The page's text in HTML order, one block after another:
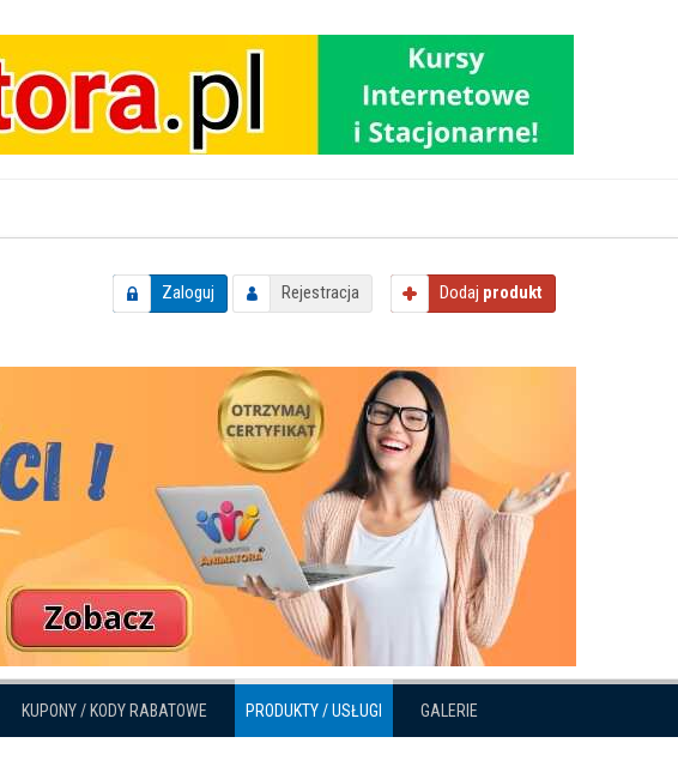
Zaloguj Rejestracja Dodaj produkt
KUPONY / KODY RABATOWE PRODUKTY / USŁUGI GALERIE